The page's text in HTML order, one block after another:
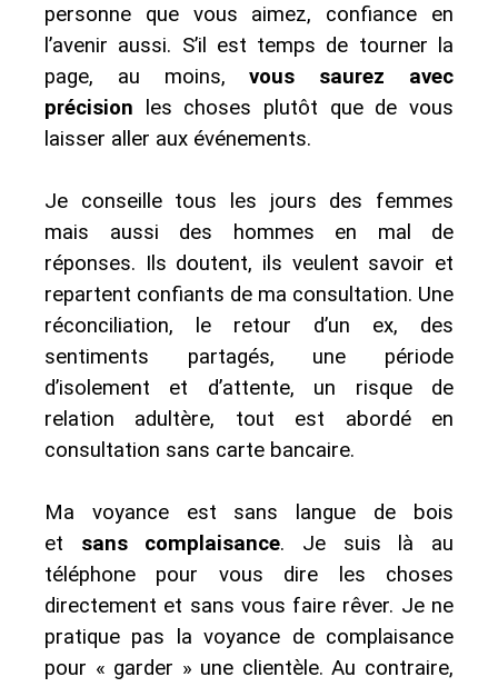
personne que vous aimez, confiance en
l’avenir aussi. S’il est temps de tourner la
page, au moins,vous saurez avec
précision les choses plutôt que de vous
laisser aller aux événements.
Je conseille tous les jours des femmes
mais aussi des hommes en mal de
réponses. Ils doutent, ils veulent savoir et
repartent confiants de ma consultation. Une
réconciliation, le retour d’un ex, des
sentiments partagés, une période
d’isolement et d’attente, un risque de
relation adultère, tout est abordé en
consultation sans carte bancaire.
Ma voyance est sans langue de bois
et sans complaisance. Je suis là au
téléphone pour vous dire les choses
directement et sans vous faire rêver. Je ne
pratique pas la voyance de complaisance
pour « garder » une clientèle. Au contraire,